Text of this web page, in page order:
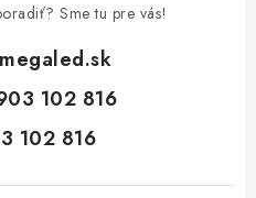
Sme tu pre vás!
megaled.sk
102 816
102 816